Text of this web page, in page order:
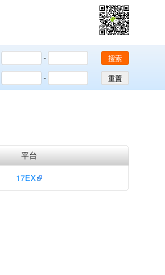
-
-
搜索
重置
平台
17EX